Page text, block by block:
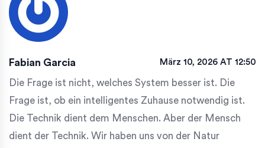
Fabian Garcia März 10, 2026 AT 12:50
Die Frage ist nicht, welches System besser ist. Die
Frage ist, ob ein intelligentes Zuhause notwendig ist.
Die Technik dient dem Menschen. Aber der Mensch
dient der Technik. Wir haben uns von der Natur